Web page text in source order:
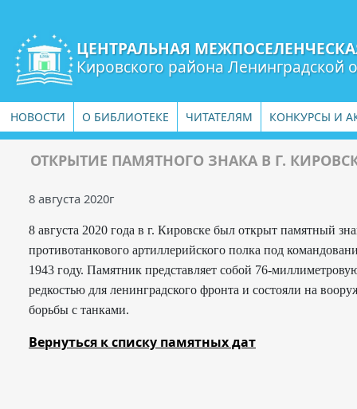
ЦЕНТРАЛЬНАЯ
Кировского района Ленинградской
НОВОСТИ О БИБЛИОТЕКЕ ЧИТАТЕЛЯМ КОНКУРСЫ И
ОТКРЫТИЕ ПАМЯТНОГО ЗНАКА В Г.
8 августа 2020г
8 августа 2020 года в г. Кировске был открыт памятный
противотанкового артиллерийского полка под
1943 году. Памятник представляет собой 76-
редкостью для ленинградского фронта и состояли на
борьбы с танками.
Вернуться к списку памятных дат